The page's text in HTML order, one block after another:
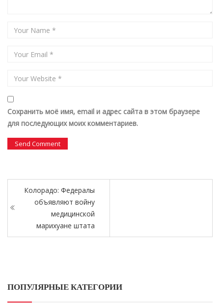
Сохранить моё имя, email и адрес сайта в этом браузере
для последующих моих комментариев.
Колорадо: Федералы
объявляют войну
медицинской
марихуане штата
ПОПУЛЯРНЫЕ КАТЕГОРИИ